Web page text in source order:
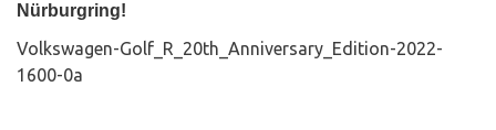
Nürburgring!
Volkswagen-Golf_R_20th_Anniversary_Edition-2022-
1600-0a